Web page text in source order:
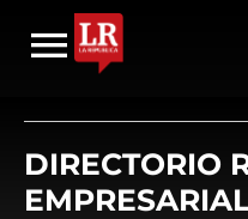
DIRECTORIO